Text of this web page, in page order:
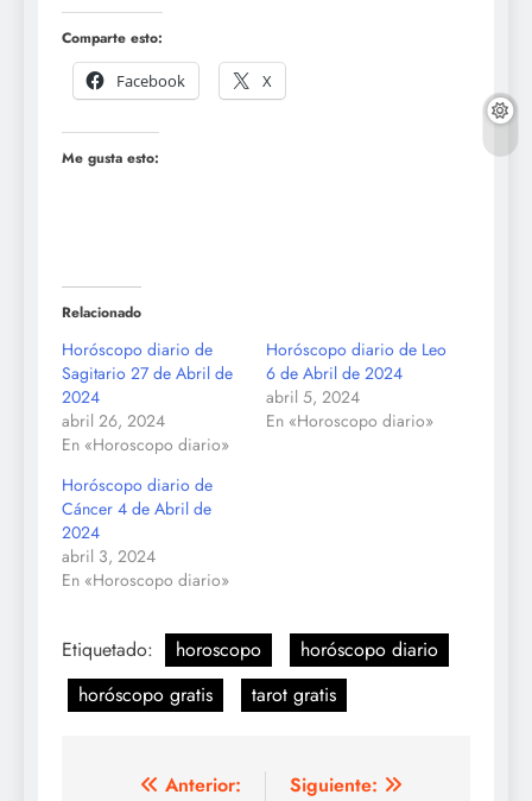
Comparte esto:
Facebook
X
Me gusta esto:
Relacionado
Horóscopo diario de
Sagitario 27 de Abril de
2024
abril 26, 2024
En «Horoscopo diario»
Horóscopo diario de Leo
6 de Abril de 2024
abril 5, 2024
En «Horoscopo diario»
Horóscopo diario de
Cáncer 4 de Abril de
2024
abril 3, 2024
En «Horoscopo diario»
Etiquetado: horoscopo
horóscopo diario
horóscopo gratis
tarot gratis
Navegación
Anterior:
Siguiente: